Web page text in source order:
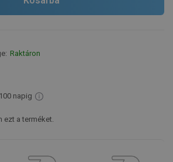
Raktáron
napig
ezt a terméket.